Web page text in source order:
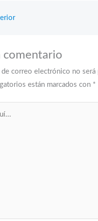
comentario
de correo electrónico no será
están marcados con *